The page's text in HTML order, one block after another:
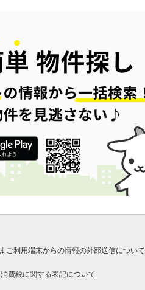
ご利用端末からの情報の外部送信について
消費税に関する表記について